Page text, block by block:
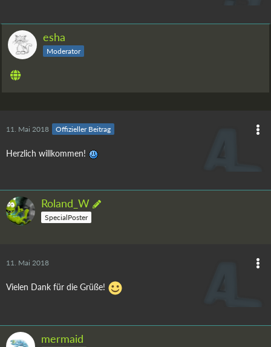
esha
Moderator
11. Mai 2018 Offizieller Beitrag
Herzlich willkommen!
Roland_W
SpecialPoster
11. Mai 2018
Vielen Dank für die Grüße!
mermaid